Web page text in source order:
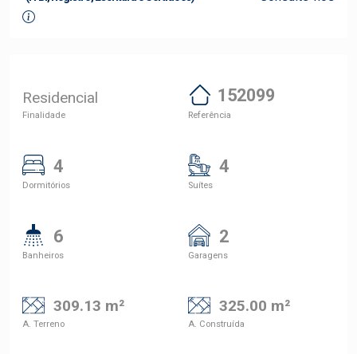
Residencial
Finalidade
152099
Referência
4
Dormitórios
4
Suítes
6
Banheiros
2
Garagens
309.13 m²
A. Terreno
325.00 m²
A. Construída